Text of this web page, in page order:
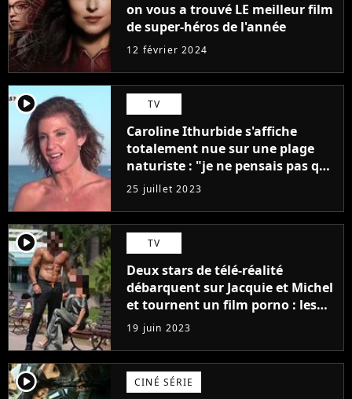
on vous a trouvé LE meilleur film
de super-héros de l'année
12 février 2024
player2 TV
Caroline Ithurbide s'affiche
totalement nue sur une plage
naturiste : "je ne pensais pas que
j'arriverais à le faire..."
25 juillet 2023
player2 TV
Deux stars de télé-réalité
débarquent sur Jacquie et Michel
et tournent un film porno : les
premières images du tournage
(exclu)
19 juin 2023
player2 CINÉ SÉRIE